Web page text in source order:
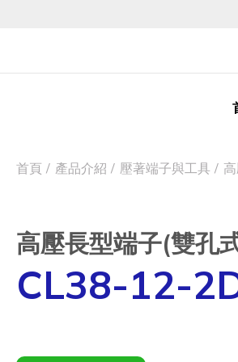
首頁 產品介紹 壓著端子與工具
高壓長型端子(雙孔
CL38-12-